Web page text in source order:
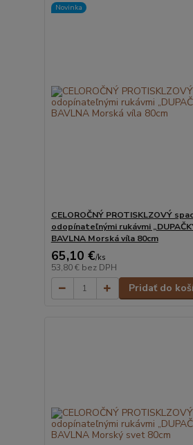
Novinka
CELOROČNÝ PROTISKLZOVÝ
odopínateľnými rukávmi
BAVLNA Morská víla 80cm
65,10 €/ks
53,80 € bez DPH
Pridať do